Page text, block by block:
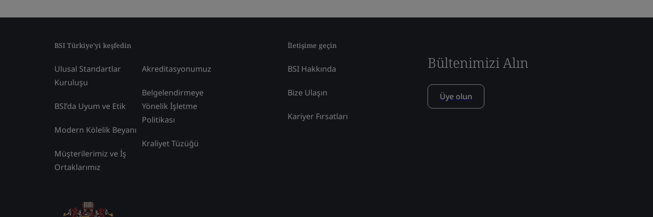
BSI Türkiye'yi keşfedin
Ulusal Standartlar
Kuruluşu
BSI’da Uyum ve Etik
Modern Kölelik Beyanı
Müşterilerimiz ve İş
Ortaklarımız
Akreditasyonumuz
Belgelendirmeye
Yönelik İşletme
Politikası
Kraliyet Tüzüğü
İletişime geçin
BSI Hakkında
Bize Ulaşın
Kariyer Fırsatları
Bültenimizi Alın
Üye olun